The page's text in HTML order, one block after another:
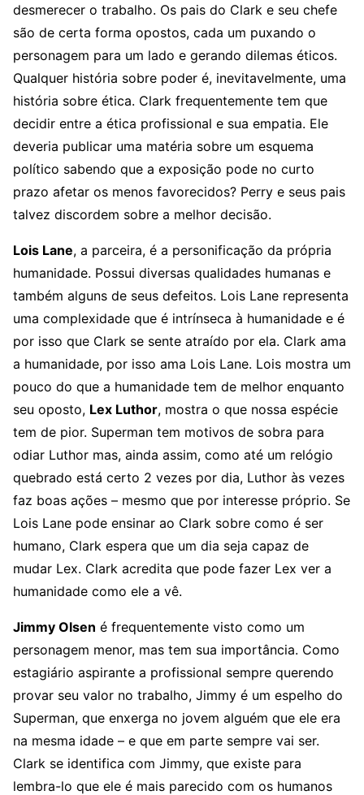
desmerecer o trabalho. Os pais do Clark e seu chefe
são de certa forma opostos, cada um puxando o
personagem para um lado e gerando dilemas éticos.
Qualquer história sobre poder é, inevitavelmente, uma
história sobre ética. Clark frequentemente tem que
decidir entre a ética profissional e sua empatia. Ele
deveria publicar uma matéria sobre um esquema
político sabendo que a exposição pode no curto
prazo afetar os menos favorecidos? Perry e seus pais
talvez discordem sobre a melhor decisão.
Lois Lane, a parceira, é a personificação da própria
humanidade. Possui diversas qualidades humanas e
também alguns de seus defeitos. Lois Lane representa
uma complexidade que é intrínseca à humanidade e é
por isso que Clark se sente atraído por ela. Clark ama
a humanidade, por isso ama Lois Lane. Lois mostra um
pouco do que a humanidade tem de melhor enquanto
seu oposto, Lex Luthor, mostra o que nossa espécie
tem de pior. Superman tem motivos de sobra para
odiar Luthor mas, ainda assim, como até um relógio
quebrado está certo 2 vezes por dia, Luthor às vezes
faz boas ações – mesmo que por interesse próprio. Se
Lois Lane pode ensinar ao Clark sobre como é ser
humano, Clark espera que um dia seja capaz de
mudar Lex. Clark acredita que pode fazer Lex ver a
humanidade como ele a vê.
Jimmy Olsen é frequentemente visto como um
personagem menor, mas tem sua importância. Como
estagiário aspirante a profissional sempre querendo
provar seu valor no trabalho, Jimmy é um espelho do
Superman, que enxerga no jovem alguém que ele era
na mesma idade – e que em parte sempre vai ser.
Clark se identifica com Jimmy, que existe para
lembra-lo que ele é mais parecido com os humanos